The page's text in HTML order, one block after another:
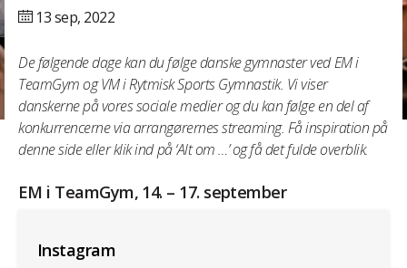
13 sep, 2022
De følgende dage kan du følge danske gymnaster ved EM i
TeamGym og VM i Rytmisk Sports Gymnastik. Vi viser
danskerne på vores sociale medier og du kan følge en del af
konkurrencerne via arrangørernes streaming. Få inspiration på
denne side eller klik ind på ‘Alt om …’ og få det fulde overblik.
EM i TeamGym, 14. – 17. september
Instagram